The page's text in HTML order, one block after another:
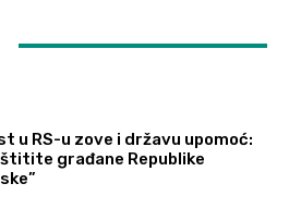
u RS-u zove i državu upomoć:
građane Republike